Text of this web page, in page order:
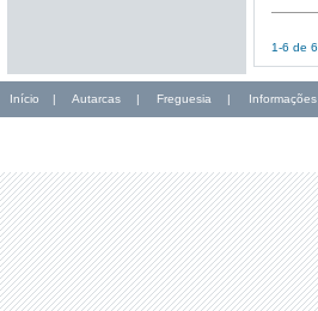
1-6 de 6
Início | Autarcas | Freguesia | Informações